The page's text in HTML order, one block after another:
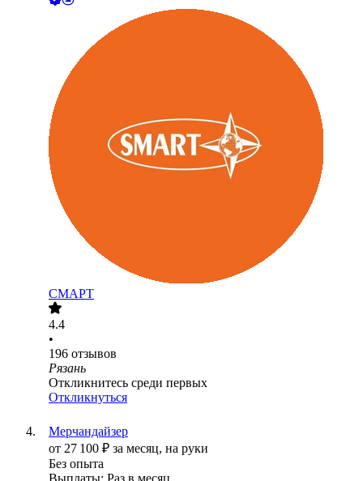
СМАРТ
4.4
•
196 отзывов
Рязань
Откликнитесь среди первых
Откликнуться
Мерчандайзер
от 27 100 ₽ за месяц, на руки
Без опыта